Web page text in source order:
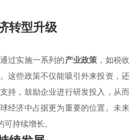
转型升级
过实施一系列的产业政策 ，如税收
这些政策不仅能吸引外来投资，还
持，鼓励企业进行研发投入，从而
经济中占据更为重要的位置。未来
持续增长。